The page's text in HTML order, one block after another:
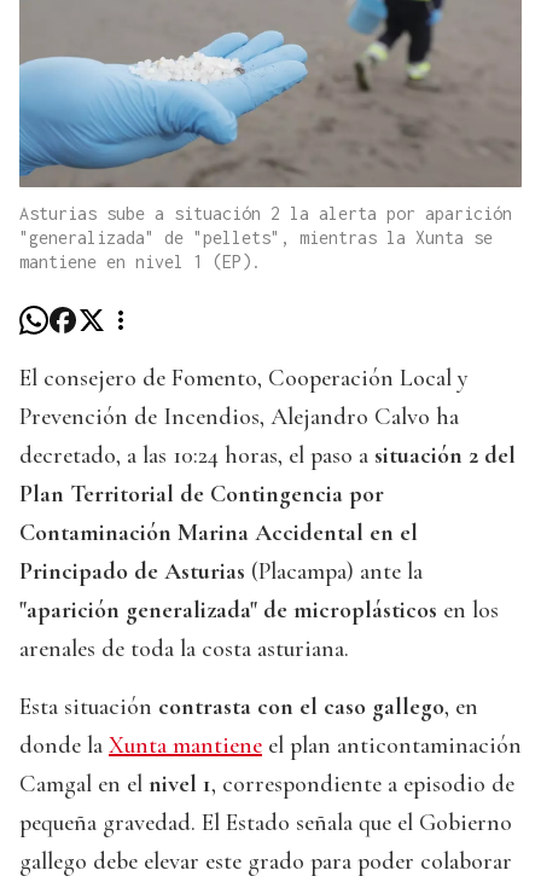
Asturias sube a situación 2 la alerta por aparición
"generalizada" de "pellets", mientras la Xunta se
mantiene en nivel 1 (EP).
El consejero de Fomento, Cooperación Local y
Prevención de Incendios, Alejandro Calvo ha
decretado, a las 10:24 horas, el paso a situación 2 del
Plan Territorial de Contingencia por
Contaminación Marina Accidental en el
Principado de Asturias (Placampa) ante la
"aparición generalizada" de microplásticos en los
arenales de toda la costa asturiana.
Esta situación contrasta con el caso gallego, en
donde la Xunta mantiene el plan anticontaminación
Camgal en el nivel 1, correspondiente a episodio de
pequeña gravedad. El Estado señala que el Gobierno
gallego debe elevar este grado para poder colaborar